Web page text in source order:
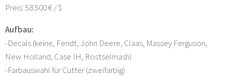
Preis: 58.500 € / $
Aufbau:
-Decals (keine, Fendt, John Deere, Claas, Massey Ferguson,
New Holland, Case IH, Rostselmash)
-Farbauswahl für Cutter (zweifarbig)